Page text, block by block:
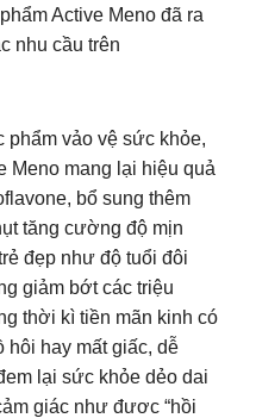
Active Meno đã ra
nhu cầu trên
phẩm vảo vệ sức khỏe,
Meno mang lại hiệu quả
bổ sung thêm
tăng cường độ mịn
đẹp như độ tuổi đôi
giảm bớt các triệu
thời kì tiền mãn kinh có
hôi hay mất giấc, dễ
lại sức khỏe dẻo dai
giác như đươc “hồi